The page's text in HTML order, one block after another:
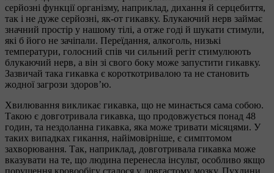
серйозні функції організму, наприклад, дихання й серцебиття,
так і не дуже серйозні, як-от гикавку. Блукаючий нерв займає
значний простір у нашому тілі, а отже годі й шукати стимули,
які б його не зачіпали. Переїдання, алкоголь, низькі
температури, голосний спів чи сильний регіт стимулюють
блукаючий нерв, а він зі свого боку може запустити гикавку.
Зазвичай така гикавка є короткотривалою та не становить
жодної загрози здоров’ю.
Хвилювання викликає гикавка, що не минається сама собою.
Такою є довготривала гикавка, що продовжується понад 48
годин, та нездоланна гикавка, яка може тривати місяцями. У
таких випадках гикання, найімовірніше, є симптомом
захворювання. Так, наприклад, довготривала гикавка може
вказувати на те, що людина перенесла інсульт, особливо якщо
порушення кровообігу сталося у довгастому мозку. Пухлини